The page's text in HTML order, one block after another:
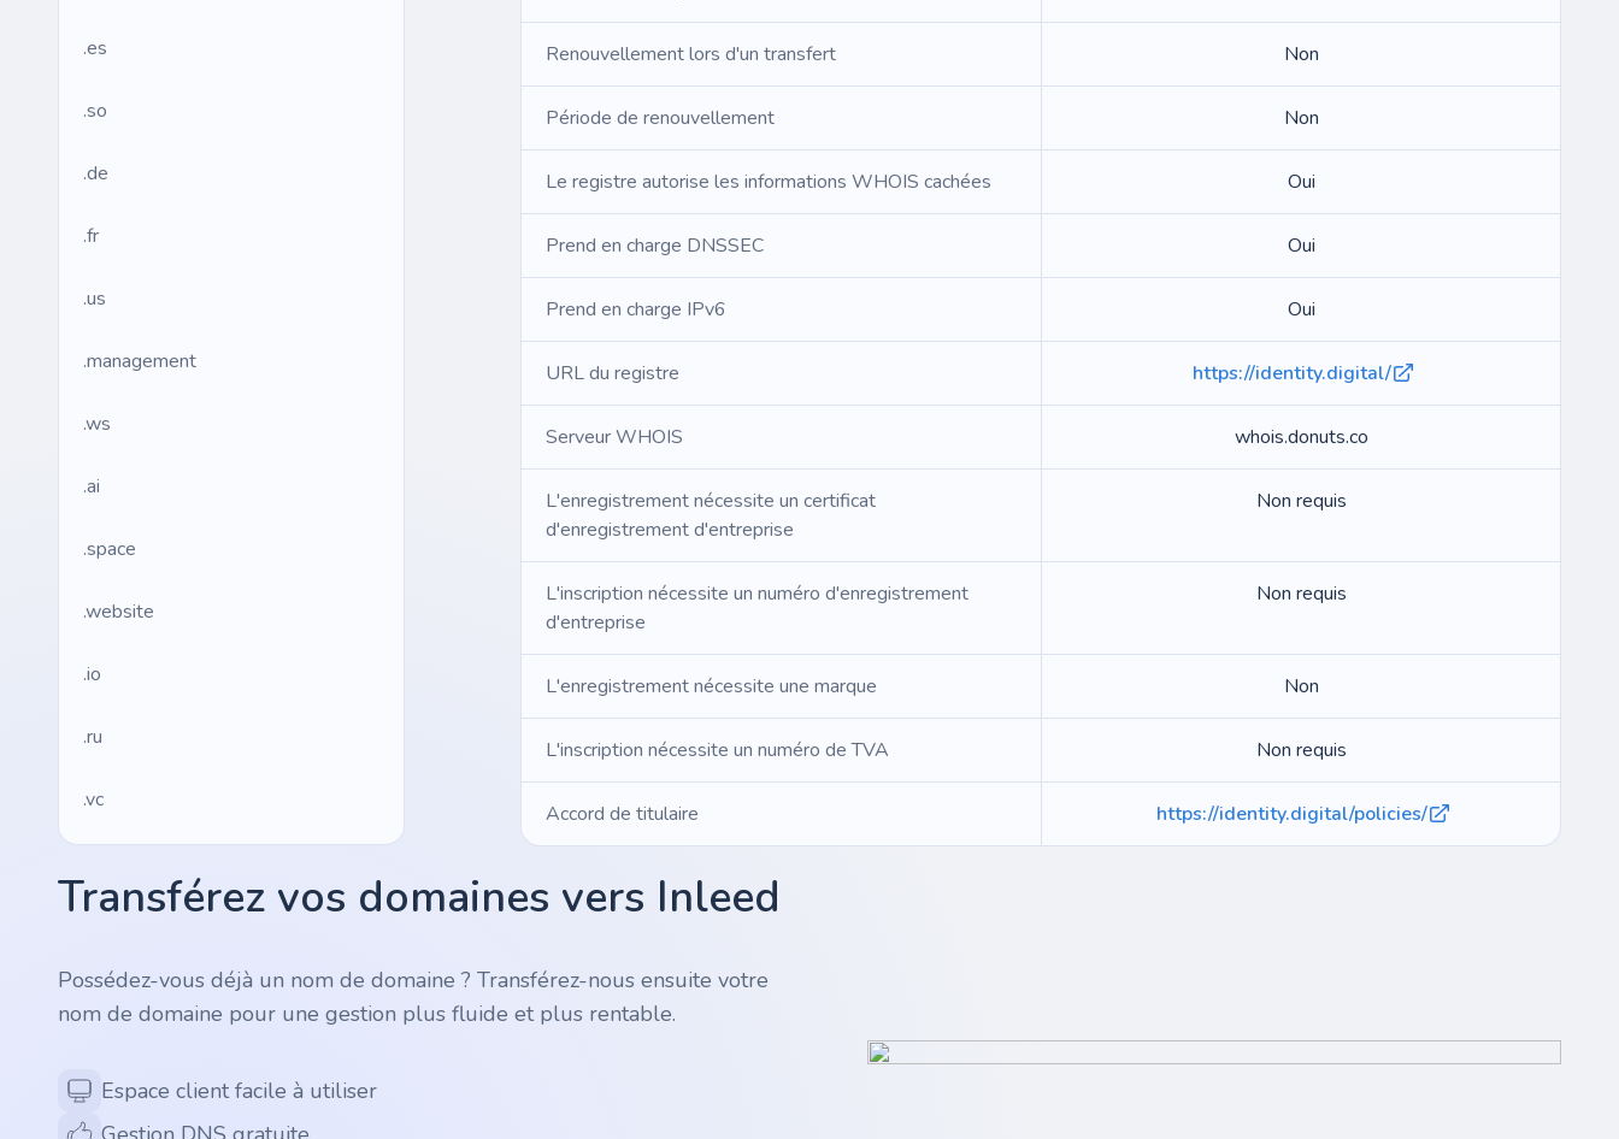
.es
.so
.de
.fr
.us
.management
.ws
.ai
.space
.website
.io
.ru
.vc
.app
Renouvellement lors d'un transfert Non
Période de renouvellement Non
Le registre autorise les informations WHOIS cachées Oui
Prend en charge DNSSEC Oui
Prend en charge IPv6 Oui
URL du registre https://identity.digital/
Serveur WHOIS whois.donuts.co
L'enregistrement nécessite un certificat
d'enregistrement d'entreprise
Non requis
L'inscription nécessite un numéro d'enregistrement
d'entreprise
Non requis
L'enregistrement nécessite une marque Non
L'inscription nécessite un numéro de TVA Non requis
Accord de titulaire https://identity.digital/policies/
Transférez vos domaines vers Inleed
Possédez-vous déjà un nom de domaine ? Transférez-nous ensuite votre
nom de domaine pour une gestion plus fluide et plus rentable.
Espace client facile à utiliser